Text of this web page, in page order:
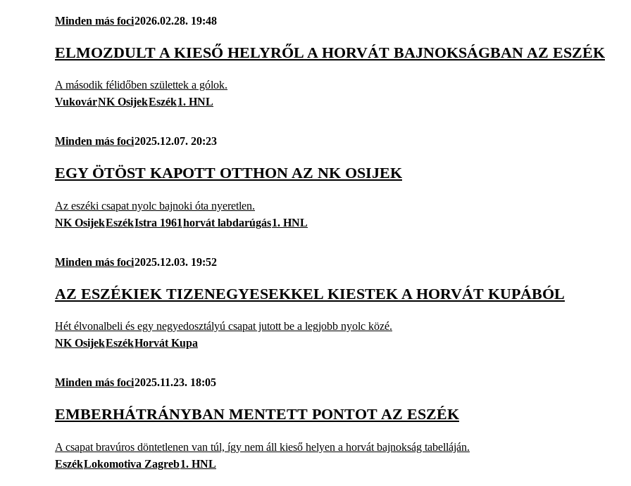
Minden más foci2026.02.28. 19:48
ELMOZDULT A KIESŐ HELYRŐL A HORVÁT BAJNOKSÁGBAN AZ ESZÉK
A második félidőben születtek a gólok.
VukovárNK OsijekEszék1. HNL
Minden más foci2025.12.07. 20:23
EGY ÖTÖST KAPOTT OTTHON AZ NK OSIJEK
Az eszéki csapat nyolc bajnoki óta nyeretlen.
NK OsijekEszékIstra 1961horvát labdarúgás1. HNL
Minden más foci2025.12.03. 19:52
AZ ESZÉKIEK TIZENEGYESEKKEL KIESTEK A HORVÁT KUPÁBÓL
Hét élvonalbeli és egy negyedosztályú csapat jutott be a legjobb nyolc közé.
NK OsijekEszékHorvát Kupa
Minden más foci2025.11.23. 18:05
EMBERHÁTRÁNYBAN MENTETT PONTOT AZ ESZÉK
A csapat bravúros döntetlenen van túl, így nem áll kieső helyen a horvát bajnokság tabelláján.
EszékLokomotiva Zagreb1. HNL